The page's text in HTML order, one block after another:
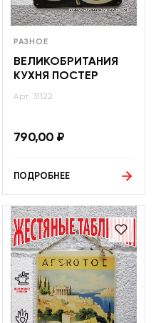
РАЗНОЕ
ВЕЛИКОБРИТАНИЯ
КУХНЯ ПОСТЕР
Арт: 31122
790,00 ₽
ПОДРОБНЕЕ